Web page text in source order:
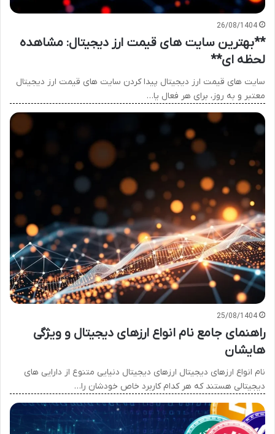
26/08/1404
**بهترین سایت های قیمت ارز دیجیتال: مشاهده
لحظه ای**
سایت های قیمت ارز دیجیتال پیدا کردن سایت های قیمت ارز دیجیتال
معتبر و به روز، برای هر فعال یا…
25/08/1404
راهنمای جامع نام انواع ارزهای دیجیتال و ویژگی
هایشان
نام انواع ارزهای دیجیتال ارزهای دیجیتال دنیایی متنوع از دارایی های
دیجیتالی هستند که هر کدام کاربرد خاص خودشان را…